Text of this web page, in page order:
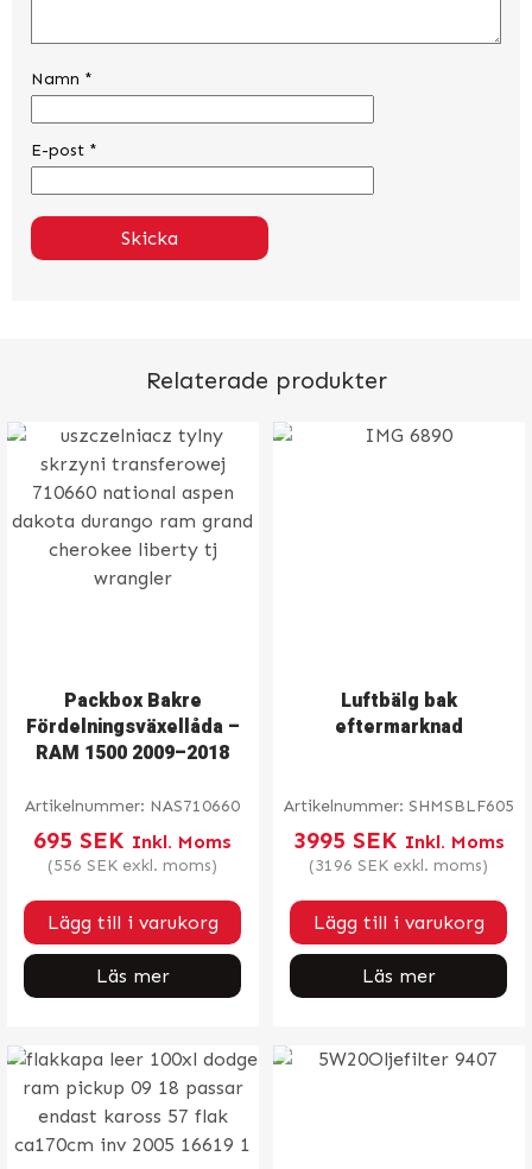
Namn *
E-post *
Relaterade produkter
Packbox Bakre
Fördelningsväxellåda –
RAM 1500 2009–2018
Artikelnummer: NAS710660
695 SEK Inkl. Moms
(556 SEK exkl. moms)
Lägg till i varukorg
Läs mer
Luftbälg bak
eftermarknad
Artikelnummer: SHMSBLF605
3995 SEK Inkl. Moms
(3196 SEK exkl. moms)
Lägg till i varukorg
Läs mer